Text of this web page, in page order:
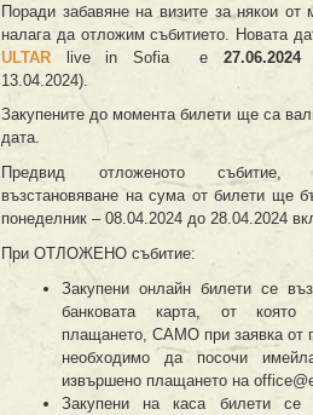
Поради забавяне на визите за някои от
налага да отложим събитието. Новата
ULTAR live in Sofia е 27.06.2024
13.04.2024).
Закупените до момента билети ще са
дата.
Предвид отложеното събитие,
възстановяване на сума от билети ще
понеделник – 08.04.2024 до 28.04.2024
При ОТЛОЖЕНО събитие:
Закупени онлайн билети се
банковата карта, от която
плащането, САМО при заявка от
необходимо да посочи
извършено плащането на
Закупени на каса билети се